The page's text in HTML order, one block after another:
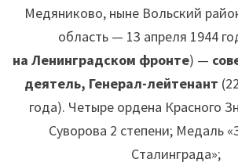
Медяниково, ныне Вольский
область — 13 апреля 1944
на Ленинградском фронте) —
деятель, Генерал-лейтенант
года). Четыре ордена Красного
Суворова 2 степени; Медаль
Сталинграда»;